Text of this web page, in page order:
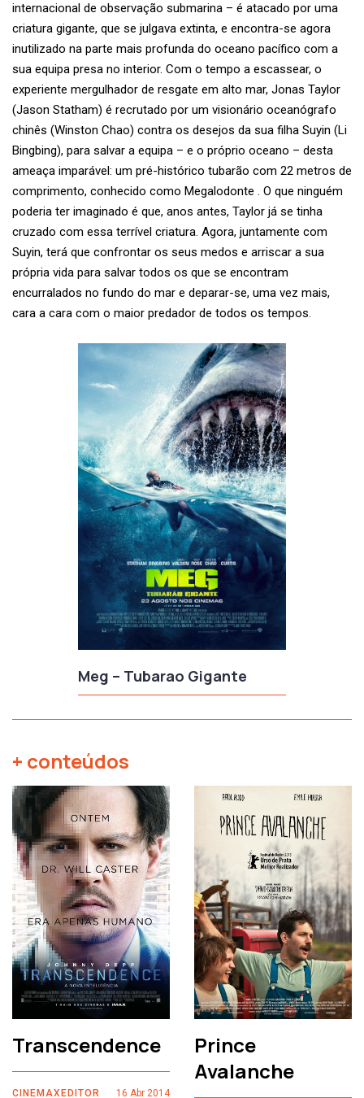
Meg – Tubarao Gigante
internacional de observação submarina – é atacado por uma
criatura gigante, que se julgava extinta, e encontra-se agora
inutilizado na parte mais profunda do oceano pacífico com a
sua equipa presa no interior. Com o tempo a escassear, o
experiente mergulhador de resgate em alto mar, Jonas Taylor
(Jason Statham) é recrutado por um visionário oceanógrafo
chinês (Winston Chao) contra os desejos da sua filha Suyin (Li
Bingbing), para salvar a equipa – e o próprio oceano – desta
ameaça imparável: um pré-histórico tubarão com 22 metros de
comprimento, conhecido como Megalodonte . O que ninguém
poderia ter imaginado é que, anos antes, Taylor já se tinha
cruzado com essa terrível criatura. Agora, juntamente com
Suyin, terá que confrontar os seus medos e arriscar a sua
própria vida para salvar todos os que se encontram
encurralados no fundo do mar e deparar-se, uma vez mais,
cara a cara com o maior predador de todos os tempos.
+ conteúdos
Transcendence
CINEMAXEDITOR
16 Abr 2014
Prince
Avalanche